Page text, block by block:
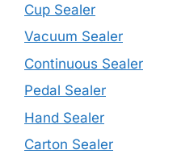
Cup Sealer
Vacuum Sealer
Continuous Sealer
Pedal Sealer
Hand Sealer
Carton Sealer